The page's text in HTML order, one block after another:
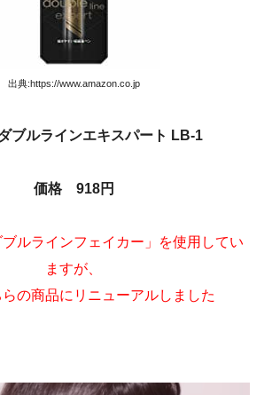
出典:https://www.amazon.co.jp
ブルラインエキスパート LB-1
価格 918円
ルラインフェイカー」を使用してい
ますが、
の商品にリニューアルしました